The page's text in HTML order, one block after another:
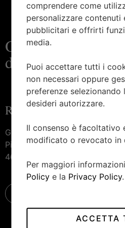
Orologeria e
d’eccellenza
Raggiungici
Gioielleria Piccinini —
Piazza Marconi, 27
46100 Mantova
comprendere come
personalizzare contenuti
pubblicitari e offrirti
media.
Puoi accettare tutti i
non necessari oppure
preferenze selezionando
desideri autorizzare.
Il consenso è facoltativo
modificato o revocato in
Per maggiori
Policy e la Privacy Policy.
ACCETTA